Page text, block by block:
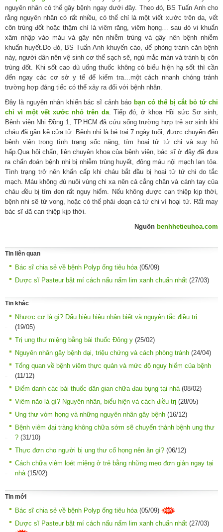
nguyên nhân có thể gây bệnh ngay dưới đây. Theo đó, BS Tuấn Anh cho
rằng nguyên nhân có rất nhiều, có thể chỉ là một viết xước trên da, vết
côn trùng đốt hoặc thậm chí là viêm răng, viêm họng… sau đó vi khuẩn
xâm nhập vào máu và gây nên nhiễm trùng và gây nên bệnh nhiễm
khuẩn huyết.Do đó, BS Tuấn Anh khuyến cáo, để phòng tránh căn bệnh
này, người dân nên vệ sinh cơ thể sạch sẽ, ngủ mắc màn và tránh bị côn
trùng đốt. Khi sốt cao dù uống thuốc không có biểu hiện hạ sốt thì cần
đến ngay các cơ sở y tế để kiểm tra…một cách nhanh chóng tránh
trường hợp đáng tiếc có thể xảy ra đối với bệnh nhân.
Đây là nguyên nhân khiến bác sĩ cảnh báo bạn có thể bị cắt bỏ tứ chi
chỉ vì một vết xước nhỏ trên da. Tiếp đó, ở khoa Hồi sức Sơ sinh,
Bệnh viện Nhi Đồng 1, TP.HCM đã cứu sống trường hợp trẻ sơ sinh khi
cháu đã gần kề cửa tử. Bệnh nhi là bé trai 7 ngày tuổi, được chuyển đến
bệnh viện trong tình trạng sốc nặng, tím hoại tử tứ chi và suy hô
hấp.Qua hội chẩn, liên chuyên khoa của bệnh viện, bác sĩ ở đây đã đưa
ra chẩn đoán bệnh nhi bị nhiễm trùng huyết, đông máu nội mạch lan tỏa.
Tình trạng trở nên khẩn cấp khi cháu bắt đầu bị hoại tử tứ chi do tắc
mạch. Máu không đủ nuôi vùng chi xa nên cả cẳng chân và cánh tay của
cháu đều bị tím đen rất nguy hiểm. Nếu không được can thiệp kịp thời,
bệnh nhi sẽ tử vong, hoặc có thể phải đoạn cả tứ chi vì hoại tử. Rất may
bác sĩ đã can thiệp kịp thời.
Nguồn benhhetieuhoa.com
Tin liên quan
Bác sĩ chia sẻ về bệnh Polyp ống tiêu hóa (05/09)
Dược sĩ Pasteur bật mí cách nấu nấm lim xanh chuẩn nhất (27/03)
Tin khác
Nhược cơ là gì? Dấu hiệu hiệu nhận biết và nguyên tắc điều trị
(19/05)
Trị ung thư miệng bằng bài thuốc Đông y (25/02)
Nguyên nhân gây bệnh dại, triệu chứng và cách phòng tránh (24/04)
Tổng quan về bệnh viêm thực quản và mức độ nguy hiểm của bệnh
(11/12)
Điểm danh các bài thuốc dân gian chữa đau bụng tại nhà(08/02)
Viêm não là gì? Nguyên nhân, biểu hiện và cách điều trị (28/05)
Ung thư vòm họng và những nguyên nhân gây bệnh (16/12)
Bệnh viêm đại tràng không chữa sớm sẽ chuyển thành bệnh ung thư
? (31/10)
Thực đơn cho người bị ung thư cổ họng nên ăn gì? (06/12)
Cách chữa viêm loét miệng ở trẻ bằng những mẹo đơn giản ngay tại
nhà(15/02)
Tin mới
Bác sĩ chia sẻ về bệnh Polyp ống tiêu hóa (05/09)
Dược sĩ Pasteur bật mí cách nấu nấm lim xanh chuẩn nhất (27/03)